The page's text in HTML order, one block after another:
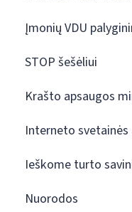
Įmonių VDU
STOP šešėliui
Krašto apsaugos
Interneto
Ieškome turto
Nuorodos